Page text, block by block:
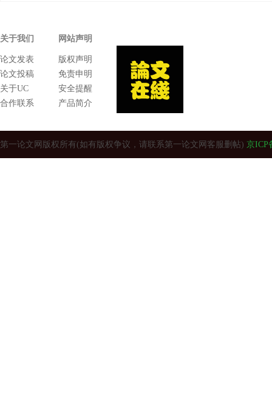
网站声明
版权声明
免责申明
安全提醒
产品简介
关于我们
论文发表
论文投稿
关于UC
合作联系
第一论文网版权所有(如有版权争议，请联系第一论文网客服删帖) 京ICP